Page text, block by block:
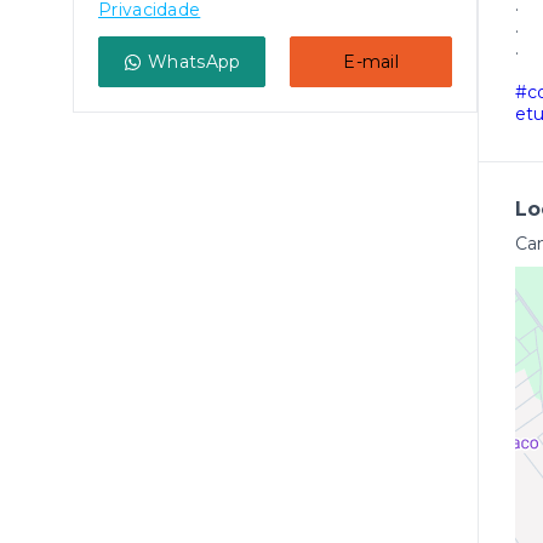
.
.
.
Privacidade
WhatsApp E-mail